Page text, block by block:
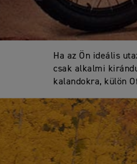
Ha az Ön ideális
csak alkalmi
kalandokra, külön